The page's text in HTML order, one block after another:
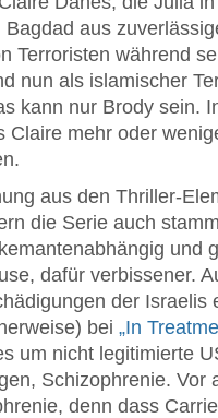
Bagdad aus
Terroristen während
nun als islamischer
kann nur Brody sein.
Claire mehr oder
aus den Thriller-
die Serie auch
und
dafür verbissener.
der Israelis
bei „In
um nicht legitimierte
Schizophrenie. Vor
denn dass